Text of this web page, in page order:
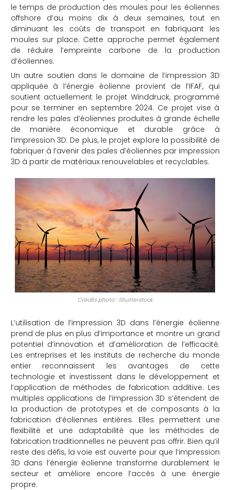
le temps de production des moules pour les éoliennes
offshore d’au moins dix à deux semaines, tout en
diminuant les coûts de transport en fabriquant les
moules sur place. Cette approche permet également
de réduire l’empreinte carbone de la production
d’éoliennes.
Un autre soutien dans le domaine de l’impression 3D
appliquée à l’énergie éolienne provient de l’IFAF, qui
soutient actuellement le projet Winddruck, programmé
pour se terminer en septembre 2024. Ce projet vise à
rendre les pales d’éoliennes produites à grande échelle
de manière économique et durable grâce à
l’impression 3D. De plus, le projet explore la possibilité de
fabriquer à l’avenir des pales d’éoliennes par impression
3D à partir de matériaux renouvelables et recyclables.
Crédits photo : Shutterstock
L’utilisation de l’impression 3D dans l’énergie éolienne
prend de plus en plus d’importance et montre un grand
potentiel d’innovation et d’amélioration de l’efficacité.
Les entreprises et les instituts de recherche du monde
entier reconnaissent les avantages de cette
technologie et investissent dans le développement et
l’application de méthodes de fabrication additive. Les
multiples applications de l’impression 3D s’étendent de
la production de prototypes et de composants à la
fabrication d’éoliennes entières. Elles permettent une
flexibilité et une adaptabilité que les méthodes de
fabrication traditionnelles ne peuvent pas offrir. Bien qu’il
reste des défis, la voie est ouverte pour que l’impression
3D dans l’énergie éolienne transforme durablement le
secteur et améliore encore l’accès à une énergie
propre.